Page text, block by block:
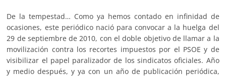
De la tempestad… Como ya hemos contado en infinidad de
ocasiones, este periódico nació para convocar a la huelga del
29 de septiembre de 2010, con el doble objetivo de llamar a la
movilización contra los recortes impuestos por el PSOE y de
visibilizar el papel paralizador de los sindicatos oficiales. Año
y medio después, y ya con un año de publicación periódica,